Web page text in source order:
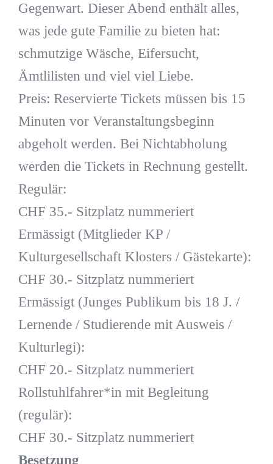
Gegenwart. Dieser Abend enthält alles,
was jede gute Familie zu bieten hat:
schmutzige Wäsche, Eifersucht,
Ämtlilisten und viel viel Liebe.
Preis: Reservierte Tickets müssen bis 15
Minuten vor Veranstaltungsbeginn
abgeholt werden. Bei Nichtabholung
werden die Tickets in Rechnung gestellt.
Regulär:
CHF 35.- Sitzplatz nummeriert
Ermässigt (Mitglieder KP /
Kulturgesellschaft Klosters / Gästekarte):
CHF 30.- Sitzplatz nummeriert
Ermässigt (Junges Publikum bis 18 J. /
Lernende / Studierende mit Ausweis /
Kulturlegi):
CHF 20.- Sitzplatz nummeriert
Rollstuhlfahrer*in mit Begleitung
(regulär):
CHF 30.- Sitzplatz nummeriert
Besetzung